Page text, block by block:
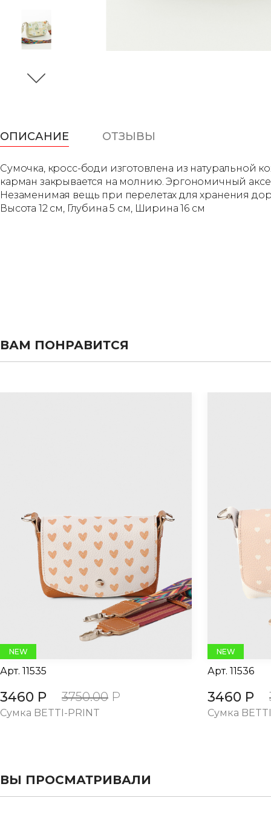
ОПИСАНИЕ ОТЗЫВЫ
Сумочка, кросс-боди изготовлена из натуральной
карман закрывается на молнию. Эргономичный
Незаменимая вещь при перелетах для хранения
Высота 12 см, Глубина 5 см, Ширина 16 см
ВАМ ПОНРАВИТСЯ
NEW
Арт. 11535
3460 Р 3750.00 Р
Cумка BETTI-PRINT
NEW
Арт. 11536
3460 Р
Cумка
ВЫ ПРОСМАТРИВАЛИ